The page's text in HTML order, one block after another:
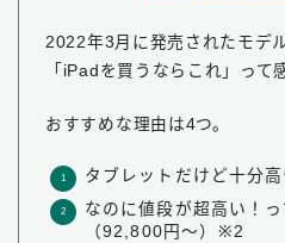
2022年3月に発売されたモデ
「iPadを買うならこれ」って
おすすめな理由は4つ。
タブレットだけど十分
なのに値段が超高い！
（92,800円〜）※2